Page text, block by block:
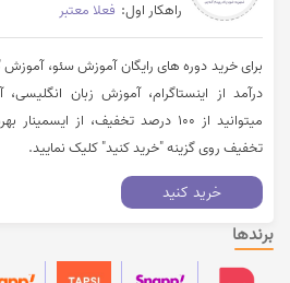
راهکار اول: فعلا معتبر
برای خرید دوره های رایگان آموزش سئو،
درآمد از اینستاگرام، آموزش زبان
میتوانید از 100 درصد تخفیف، از
تخفیف روی گزینه "خرید کنید" کلیک نمایید.
خرید کنید
برندها